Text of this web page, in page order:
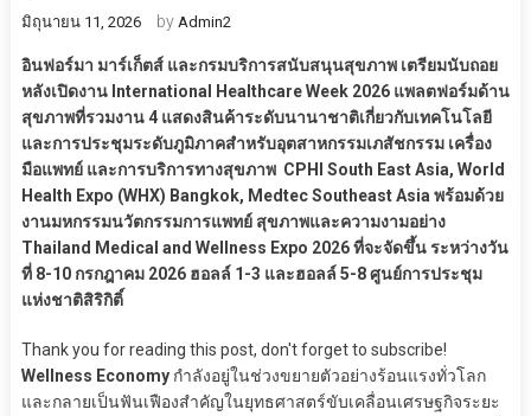
มิถุนายน 11, 2026 by Admin2
อินฟอร์มา มาร์เก็ตส์ และกรมบริการสนับสนุนสุขภาพ เตรียมนับถอย
หลังเปิดงาน International Healthcare Week 2026 แพลตฟอร์มด้าน
สุขภาพที่รวมงาน 4 แสดงสินค้าระดับนานาชาติเกี่ยวกับเทคโนโลยี
และการประชุมระดับภูมิภาคสำหรับอุตสาหกรรมเภสัชกรรม เครื่อง
มือแพทย์ และการบริการทางสุขภาพ CPHI South East Asia, World
Health Expo (WHX) Bangkok, Medtec Southeast Asia พร้อมด้วย
งานมหกรรมนวัตกรรมการแพทย์ สุขภาพและความงามอย่าง
Thailand Medical and Wellness Expo 2026 ที่จะจัดขึ้น ระหว่างวัน
ที่ 8-10 กรกฎาคม 2026 ฮอลล์ 1-3 และฮอลล์ 5-8 ศูนย์การประชุม
แห่งชาติสิริกิติ์
Thank you for reading this post, don't forget to subscribe!
Wellness Economy กำลังอยู่ในช่วงขยายตัวอย่างร้อนแรงทั่วโลก
และกลายเป็นฟันเฟืองสำคัญในยุทธศาสตร์ขับเคลื่อนเศรษฐกิจระยะ